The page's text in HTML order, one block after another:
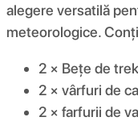
alegere versatilă
meteorologice.
2 × Bețe de
2 × vârfuri de
2 × farfurii de